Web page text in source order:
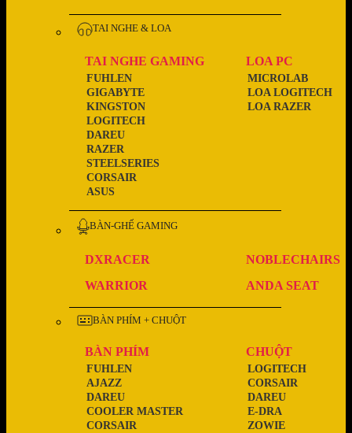
TAI NGHE & LOA
TAI NGHE GAMING
ASUS
CORSAIR
STEELSERIES
RAZER
DAREU
LOGITECH
KINGSTON
GIGABYTE
FUHLEN
LOA PC
LOA RAZER
LOA LOGITECH
MICROLAB
BÀN-GHẾ GAMING
DXRACER
NOBLECHAIRS
WARRIOR
ANDA SEAT
BÀN PHÍM + CHUỘT
BÀN PHÍM
CORSAIR
COOLER MASTER
DAREU
AJAZZ
FUHLEN
CHUỘT
ZOWIE
E-DRA
DAREU
CORSAIR
LOGITECH